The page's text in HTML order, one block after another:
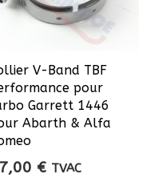
V-Band TBF
pour
Garrett 1446
Abarth & Alfa
€ TVAC